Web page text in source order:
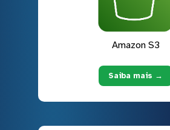
Amazon S3
Saiba mais →